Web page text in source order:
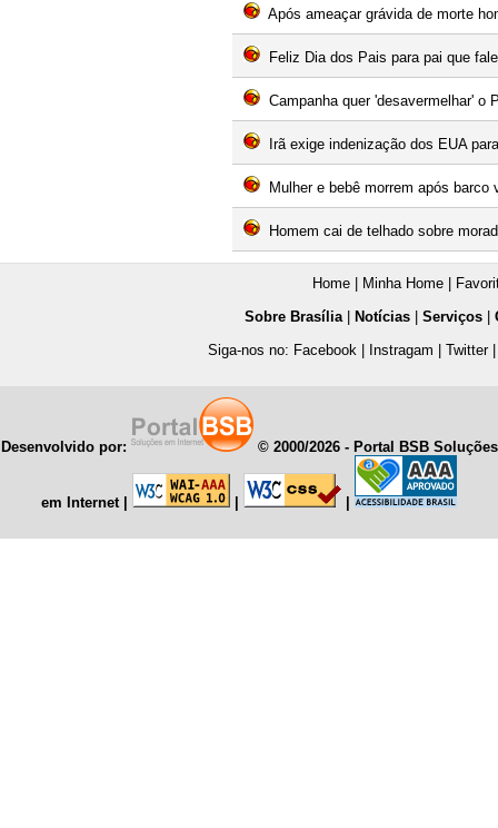
Após ameaçar grávida de morte
Feliz Dia dos Pais para pai que
Campanha quer 'desavermelhar' o
Irã exige indenização dos EUA
Mulher e bebê morrem após
Homem cai de telhado sobre
Home Minha Home
Sobre Brasília| Notícias Serviços
Siga-nos no: Facebook| Instragam Twitter
Desenvolvido por: © 2000/2026 - Portal BSB Soluções
em Internet|